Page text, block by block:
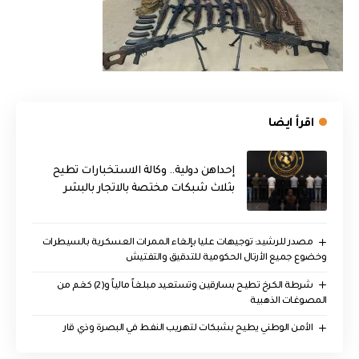
اقرأ ايضا
إحداهن دولية.. وكالة الاستخبارات تطيح
بثلاث شبكات مختصة بالاتجار بالبشر
مصدر للرشيد: توجيهات عليا بإلغاء الممرات العسكرية بالسيطرات
وخضوع جميع الأرتال الحكومية للتدقيق والتفتيش
شرطة الكرخ تطيح بسارقين وتستعيد مبلغاً مالياً و(2) كغم من
المصوغات الذهبية
الأمن الوطني يطيح بشبكات لتهريب النفط في البصرة وذي قار